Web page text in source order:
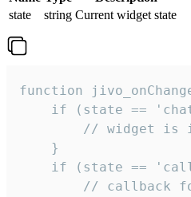
state
string Current widget state
function
if (state ==
// widget is
    }
if (state ==
// callback